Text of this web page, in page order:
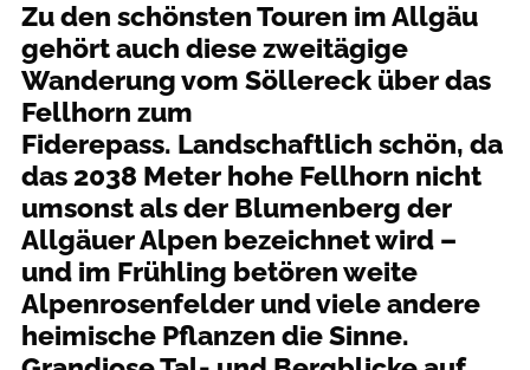
Zu den schönsten Touren im Allgäu
gehört auch diese zweitägige
Wanderung vom Söllereck über das
Fellhorn zum
Fiderepass. Landschaftlich schön, da
das 2038 Meter hohe Fellhorn nicht
umsonst als der Blumenberg der
Allgäuer Alpen bezeichnet wird –
und im Frühling betören weite
Alpenrosenfelder und viele andere
heimische Pflanzen die Sinne.